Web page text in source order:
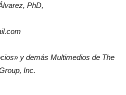
PhD,
y demás Multimedios de The
Inc.